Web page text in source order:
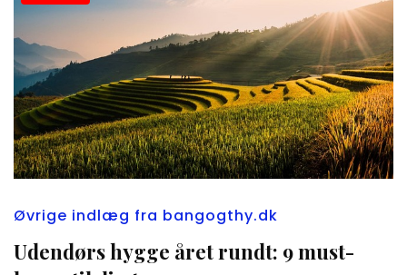
Øvrige indlæg fra bangogthy.dk
Udendørs hygge året rundt: 9 must-